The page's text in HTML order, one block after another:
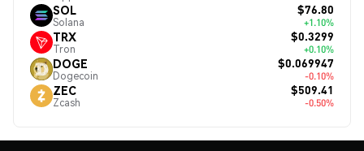
SOL
Solana
$76.80
+1.10%
TRX
Tron
$0.3299
+0.10%
DOGE
Dogecoin
$0.069947
-0.10%
ZEC
Zcash
$509.41
-0.50%